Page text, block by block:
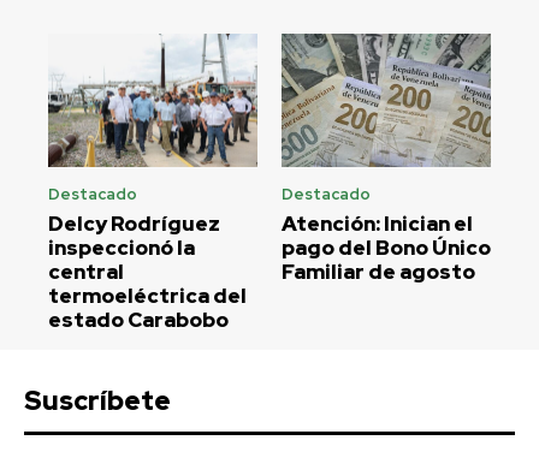
Destacado
Delcy Rodríguez
inspeccionó la
central
termoeléctrica del
estado Carabobo
Destacado
Atención: Inician el
pago del Bono Único
Familiar de agosto
Suscríbete